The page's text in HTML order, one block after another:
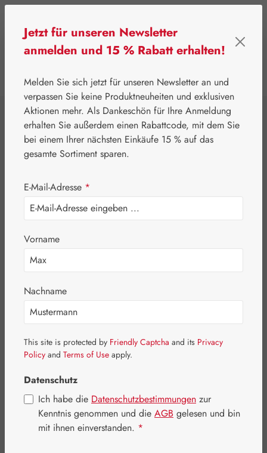
⌂ Leitner Lifecare Blütenessenzen Findhorn
Psychic Protection
Raumspray
Bildergalerie überspringen
Jetzt für unseren Newsletter
anmelden und 15 % Rabatt erhalten!
Melden Sie sich jetzt für unseren Newsletter an und
verpassen Sie keine Produktneuheiten und exklusiven
Aktionen mehr. Als Dankeschön für Ihre Anmeldung
erhalten Sie außerdem einen Rabattcode, mit dem Sie
bei einem Ihrer nächsten Einkäufe 15 % auf das
gesamte Sortiment sparen.
E-Mail-Adresse *
Vorname
Nachname
This site is protected by Friendly Captcha and its Privacy
Policy and Terms of Use apply.
Datenschutz
Ich habe die Datenschutzbestimmungen zur
Kenntnis genommen und die AGB gelesen und bin
mit ihnen einverstanden. *